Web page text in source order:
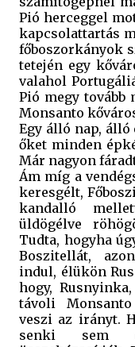
Pió herceggel
kapcsolattartás
főboszorkányok
tetején egy
valahol
Pió megy
Monsanto
Egy álló nap,
őket minden
Már nagyon
Ám míg a
keresgélt,
kandalló
üldögélve
Tudta, hogyha
Boszitellát,
indul, élükön
hogy,
távoli
veszi az irányt.
senki sem